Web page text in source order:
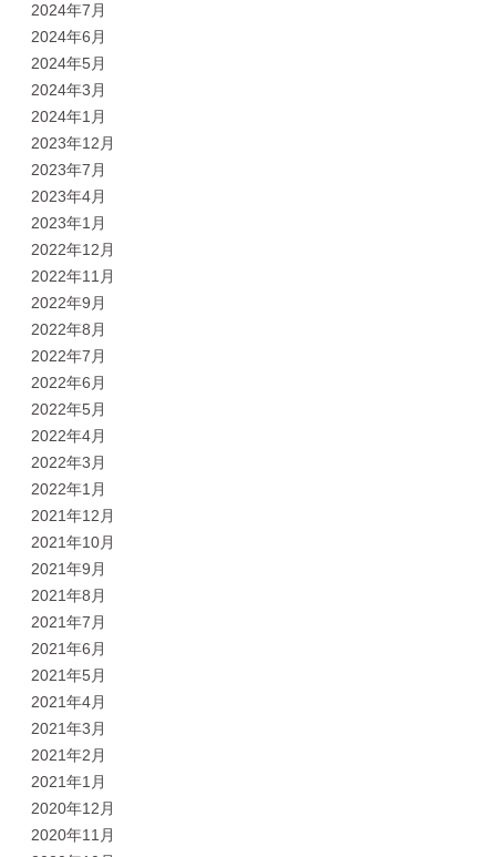
2024年7月
2024年6月
2024年5月
2024年3月
2024年1月
2023年12月
2023年7月
2023年4月
2023年1月
2022年12月
2022年11月
2022年9月
2022年8月
2022年7月
2022年6月
2022年5月
2022年4月
2022年3月
2022年1月
2021年12月
2021年10月
2021年9月
2021年8月
2021年7月
2021年6月
2021年5月
2021年4月
2021年3月
2021年2月
2021年1月
2020年12月
2020年11月